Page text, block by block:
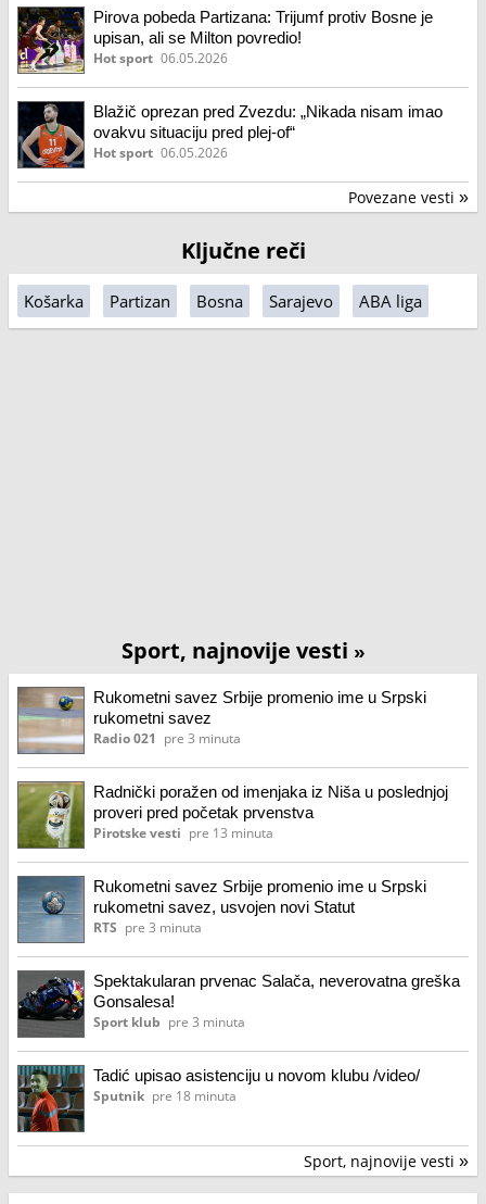
Pirova pobeda Partizana: Trijumf protiv Bosne je
upisan, ali se Milton povredio!
Hot sport 06.05.2026
Blažič oprezan pred Zvezdu: „Nikada nisam imao
ovakvu situaciju pred plej-of“
Hot sport 06.05.2026
Povezane vesti »
Ključne reči
Košarka Partizan Bosna Sarajevo ABA liga
Sport, najnovije vesti »
Rukometni savez Srbije promenio ime u Srpski
rukometni savez
Radio 021 pre 3 minuta
Radnički poražen od imenjaka iz Niša u poslednjoj
proveri pred početak prvenstva
Pirotske vesti pre 13 minuta
Rukometni savez Srbije promenio ime u Srpski
rukometni savez, usvojen novi Statut
RTS pre 3 minuta
Spektakularan prvenac Salača, neverovatna greška
Gonsalesa!
Sport klub pre 3 minuta
Tadić upisao asistenciju u novom klubu /video/
Sputnik pre 18 minuta
Sport, najnovije vesti »